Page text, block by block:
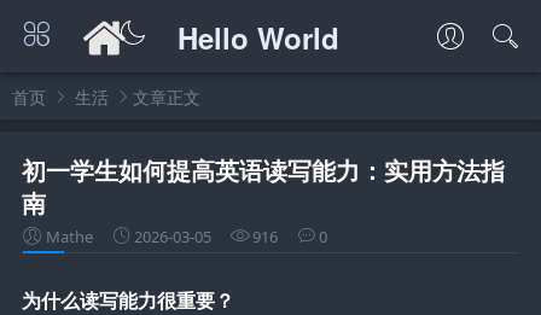
Hello World
首页 生活 文章正文
初一学生如何提高英语读写能力：实用方法指
南
Mathe 2026-03-05 916 0
为什么读写能力很重要？